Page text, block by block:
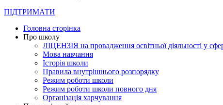
ПІДТРИМАТИ
Головна сторінка
Про школу
ЛІЦЕНЗІЯ на провадження освітньої діяльності у
Мова навчання
Історія школи
Правила внутрішнього розпорядку
Режим роботи школи
Режим роботи школи повного дня
Організація харчування